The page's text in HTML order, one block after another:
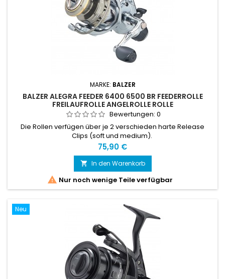
MARKE: BALZER
BALZER ALEGRA FEEDER 6400 6500 BR FEEDERROLLE
FREILAUFROLLE ANGELROLLE ROLLE
Bewertungen: 0
Die Rollen verfügen über je 2 verschieden harte Release
Clips (soft und medium).
Preis
75,90 €
 In den Warenkorb
 Nur noch wenige Teile verfügbar
Neu